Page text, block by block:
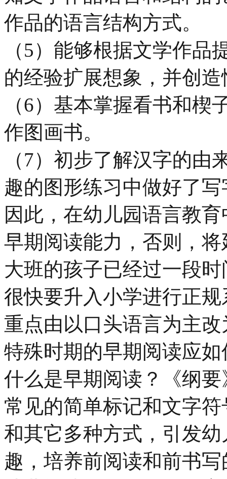
作品的语言结构方式。
（5）能够根据文学作
的经验扩展想象，并创
（6）基本掌握看书和
作图画书。
（7）初步了解汉字的
趣的图形练习中做好了
因此，在幼儿园语言教
早期阅读能力，否则，
大班的孩子已经过一段
很快要升入小学进行正
重点由以口头语言为主
特殊时期的早期阅读应
什么是早期阅读？《纲
常见的简单标记和文字
和其它多种方式，引发
趣，培养前阅读和前书写